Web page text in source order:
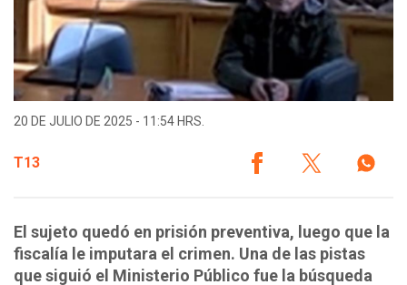
20 DE JULIO DE 2025 - 11:54 HRS.
T13
El sujeto quedó en prisión preventiva, luego que la
fiscalía le imputara el crimen. Una de las pistas
que siguió el Ministerio Público fue la búsqueda